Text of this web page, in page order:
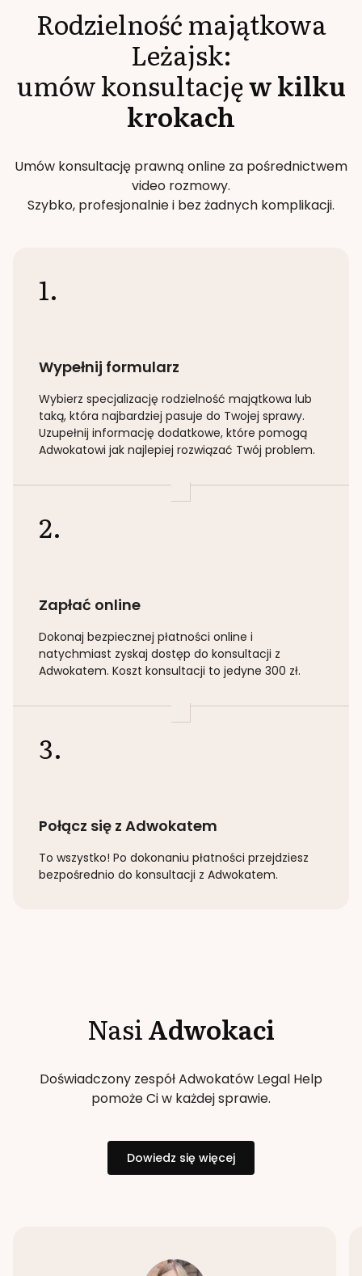
Rodzielność majątkowa
Leżajsk:
umów konsultacjęw kilku
krokach
Umów konsultację prawną online za pośrednictwem
video rozmowy.
Szybko, profesjonalnie i bez żadnych komplikacji.
1.
Wypełnij formularz
Wybierz specjalizację rodzielność majątkowa lub
taką, która najbardziej pasuje do Twojej sprawy.
Uzupełnij informację dodatkowe, które pomogą
Adwokatowi jak najlepiej rozwiązać Twój problem.
2.
Zapłać online
Dokonaj bezpiecznej płatności online i
natychmiast zyskaj dostęp do konsultacji z
Adwokatem. Koszt konsultacji to jedyne 300 zł.
3.
Połącz się z Adwokatem
To wszystko! Po dokonaniu płatności przejdziesz
bezpośrednio do konsultacji z Adwokatem.
NasiAdwokaci
Doświadczony zespół Adwokatów Legal Help
pomoże Ci w każdej sprawie.
Dowiedz się więcej